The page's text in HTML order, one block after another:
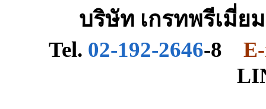
บริษัท เกรทพรีเมี่ย
Tel. 02-192-2646-8